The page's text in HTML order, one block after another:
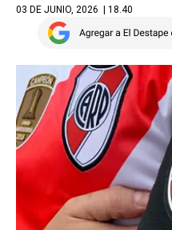
03 DE JUNIO, 2026 | 18.40